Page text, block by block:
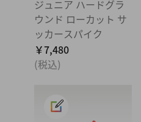
ジュニア ハードグラ
ウンド ローカット サ
ッカースパイク
￥7,480
(税込)